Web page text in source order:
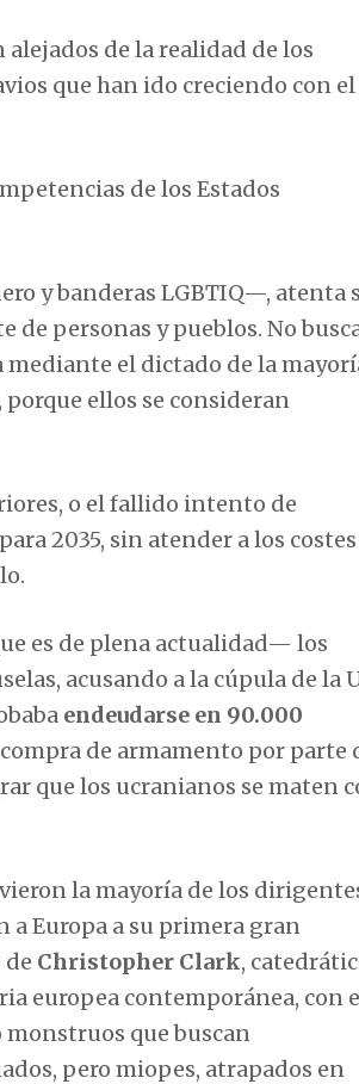
de la realidad de los
que han ido creciendo con el
de los Estados
y banderas LGBTIQ—, atenta
de personas y pueblos. No
el dictado de la
porque ellos se consideran
o el fallido intento de
para 2035, sin atender a los costes
es de plena actualidad— los
acusando a la cúpula de la
endeudarse en 90.000
de armamento por parte
que los ucranianos se maten
la mayoría de los
Europa a su primera gran
Christopher Clark,
europea contemporánea, con
que buscan
pero miopes, atrapados en